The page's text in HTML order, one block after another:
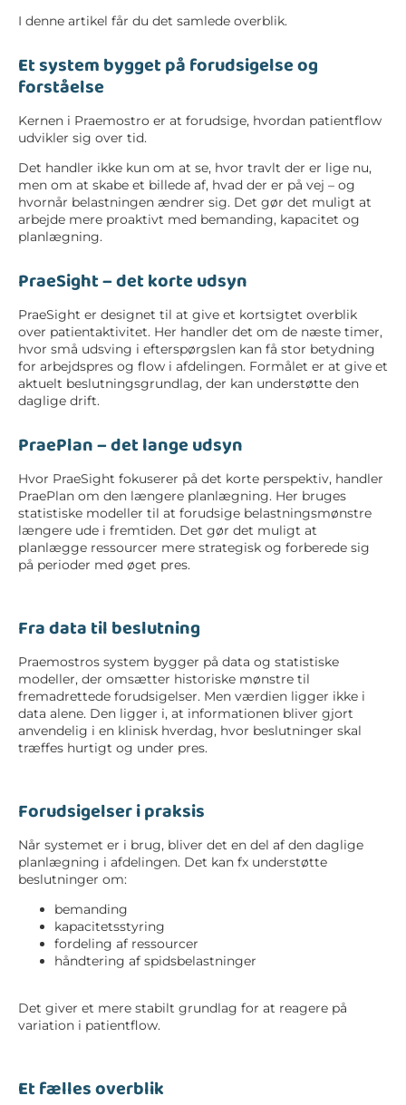
I denne artikel får du det samlede overblik.
Et system bygget på forudsigelse og
forståelse
Kernen i Praemostro er at forudsige, hvordan patientflow
udvikler sig over tid.
Det handler ikke kun om at se, hvor travlt der er lige nu,
men om at skabe et billede af, hvad der er på vej – og
hvornår belastningen ændrer sig. Det gør det muligt at
arbejde mere proaktivt med bemanding, kapacitet og
planlægning.
PraeSight – det korte udsyn
PraeSight er designet til at give et kortsigtet overblik
over patientaktivitet. Her handler det om de næste timer,
hvor små udsving i efterspørgslen kan få stor betydning
for arbejdspres og flow i afdelingen. Formålet er at give et
aktuelt beslutningsgrundlag, der kan understøtte den
daglige drift.
PraePlan – det lange udsyn
Hvor PraeSight fokuserer på det korte perspektiv, handler
PraePlan om den længere planlægning. Her bruges
statistiske modeller til at forudsige belastningsmønstre
længere ude i fremtiden. Det gør det muligt at
planlægge ressourcer mere strategisk og forberede sig
på perioder med øget pres.
Fra data til beslutning
Praemostros system bygger på data og statistiske
modeller, der omsætter historiske mønstre til
fremadrettede forudsigelser. Men værdien ligger ikke i
data alene. Den ligger i, at informationen bliver gjort
anvendelig i en klinisk hverdag, hvor beslutninger skal
træffes hurtigt og under pres.
Forudsigelser i praksis
Når systemet er i brug, bliver det en del af den daglige
planlægning i afdelingen. Det kan fx understøtte
beslutninger om:
bemanding
kapacitetsstyring
fordeling af ressourcer
håndtering af spidsbelastninger
Det giver et mere stabilt grundlag for at reagere på
variation i patientflow.
Et fælles overblik